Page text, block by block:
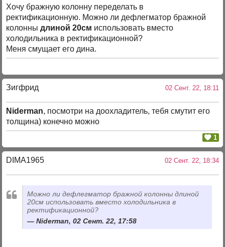
Хочу бражную колонну переделать в
ректификационную. Можно ли дефлегматор бражной
колонныдлиной 20см использовать вместо
холодильника в ректификационной?
Меня смущает его дина.
Зигфрид 02 Сент. 22, 18:11
Niderman, посмотри на доохладитель, тебя смутит его
толщина) конечно можно
1
DIMA1965 02 Сент. 22, 18:34
Можно ли дефлегматор бражной колонны длиной
20см использовать вместо холодильника в
ректификационной?
Niderman, 02 Сент. 22, 17:58